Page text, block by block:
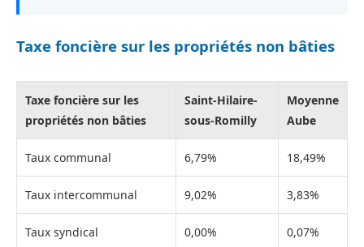
Taxe foncière sur les propriétés non bâties
Taxe foncière sur les
propriétés non bâties
Saint-Hilaire-
sous-Romilly
Moyenne
Aube
Taux communal 6,79% 18,49%
Taux intercommunal 9,02% 3,83%
Taux syndical 0,00% 0,07%